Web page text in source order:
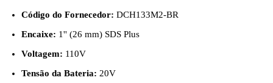
Código do Fornecedor: DCH133M2-BR
Encaixe: 1'' (26 mm) SDS Plus
Voltagem: 110V
Tensão da Bateria: 20V